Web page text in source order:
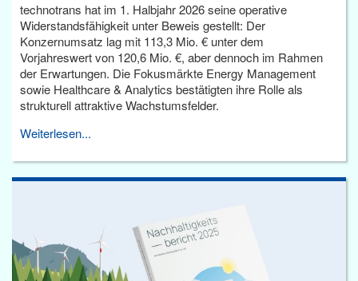
technotrans hat im 1. Halbjahr 2026 seine operative
Widerstandsfähigkeit unter Beweis gestellt: Der
Konzernumsatz lag mit 113,3 Mio. € unter dem
Vorjahreswert von 120,6 Mio. €, aber dennoch im Rahmen
der Erwartungen. Die Fokusmärkte Energy Management
sowie Healthcare & Analytics bestätigten ihre Rolle als
strukturell attraktive Wachstumsfelder.
Weiterlesen...